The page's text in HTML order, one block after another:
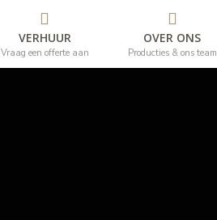
VERHUUR
Vraag een offerte aan
OVER ONS
Producties & ons team